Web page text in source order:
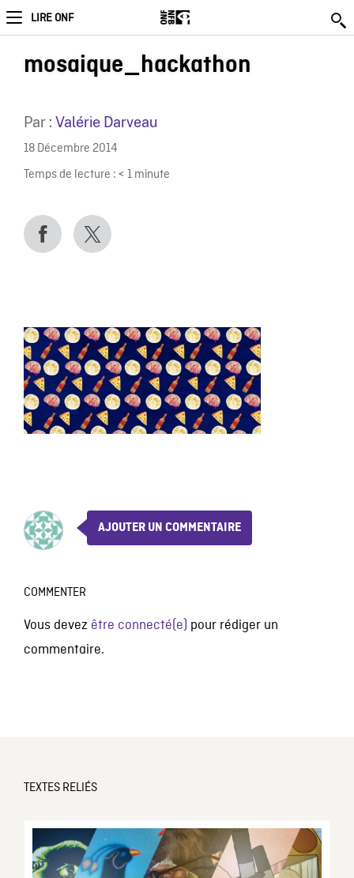
LIRE ONF
mosaique_hackathon
Par : Valérie Darveau
18 Décembre 2014
Temps de lecture : < 1 minute
AJOUTER UN COMMENTAIRE
COMMENTER
Vous devez être connecté(e) pour rédiger un
commentaire.
TEXTES RELIÉS